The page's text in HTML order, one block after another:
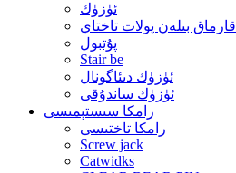
ئۈزۈك
قارماق بىلەن پولات تاختاي
پۇتبول
Stair be
ئۈزۈك دىئاگونال
ئۈزۈك ساندۇقى
رامكا سىستېمىسى
رامكا تاختىسى
Screw jack
Catwidks